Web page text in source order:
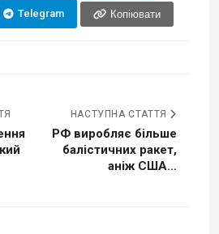
Telegram Копіювати
НАСТУПНА СТАТТЯ
РФ виробляє більше
балістичних ракет,
аніж США...